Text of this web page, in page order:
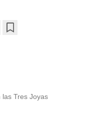
Tres Joyas